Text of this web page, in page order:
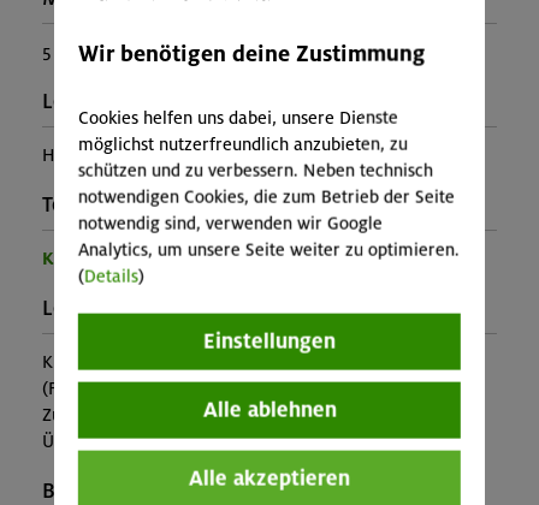
5
Leiter*in:
Helmut Kreppel
Teilprogramm:
Kinder- und Jugendprogramm
Leistung:
Kursleitung, Ausrüstung
(Falls nicht in den Leistungen inbegriffen, fallen
Zusatzkosten für z.B. An- und Abreise, Verpflegung,
Übernachtung oder Skipass an.)
Buchungscode:
Wir benötigen deine Zustimmung
Cookies helfen uns dabei, unsere Dienste
möglichst nutzerfreundlich anzubieten, zu
schützen und zu verbessern. Neben technisch
notwendigen Cookies, die zum Betrieb der Seite
notwendig sind, verwenden wir Google
Analytics, um unsere Seite weiter zu optimieren.
(Details)
Einstellungen
Alle ablehnen
Alle akzeptieren